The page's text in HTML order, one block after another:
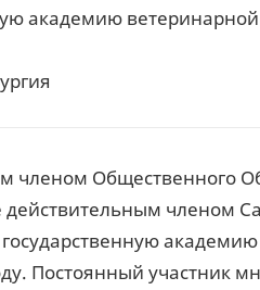
академию
членом Общественного
членом
Постоянный участник